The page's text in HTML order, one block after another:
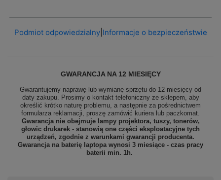
Podmiot odpowiedzialny| Informacje o bezpieczeństwie
GWARANCJA NA 12 MIESIĘCY
Gwarantujemy naprawę lub wymianę sprzętu do 12 miesięcy od
daty zakupu. Prosimy o kontakt telefoniczny ze sklepem, aby
określić krótko naturę problemu, a następnie za pośrednictwem
formularza reklamacji, proszę zamówić kuriera lub paczkomat.
Gwarancja nie obejmuje lampy projektora, tuszy, tonerów,
głowic drukarek - stanowią one części eksploatacyjne tych
urządzeń, zgodnie z warunkami gwarancji producenta.
Gwarancja na baterię laptopa wynosi 3 miesiące - czas pracy
baterii min. 1h.